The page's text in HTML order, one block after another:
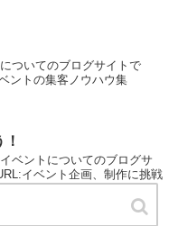
ついてのブログサイトで
ントの集客ノウハウ集
ベントについてのブログサ
イベント企画、制作に挑戦